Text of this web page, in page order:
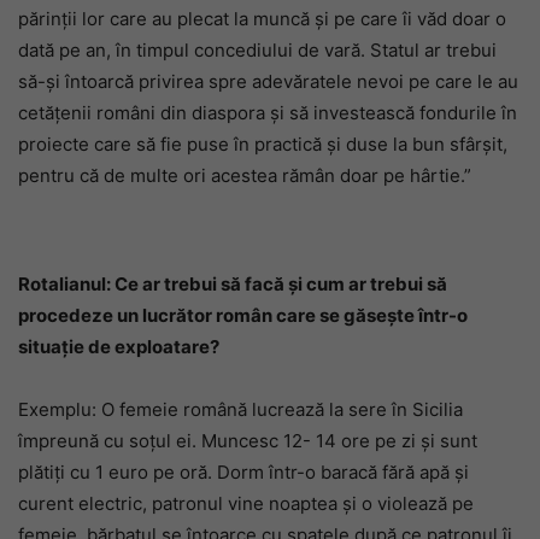
părinții lor care au plecat la muncă și pe care îi văd doar o
dată pe an, în timpul concediului de vară. Statul ar trebui
să-și întoarcă privirea spre adevăratele nevoi pe care le au
cetățenii români din diaspora și să investească fondurile în
proiecte care să fie puse în practică și duse la bun sfârșit,
pentru că de multe ori acestea rămân doar pe hârtie.”
Rotalianul: Ce ar trebui să facă și cum ar trebui să
procedeze un lucrător român care se găsește într-o
situație de exploatare?
Exemplu: O femeie română lucrează la sere în Sicilia
împreună cu soțul ei. Muncesc 12- 14 ore pe zi și sunt
plătiți cu 1 euro pe oră. Dorm într-o baracă fără apă și
curent electric, patronul vine noaptea și o violează pe